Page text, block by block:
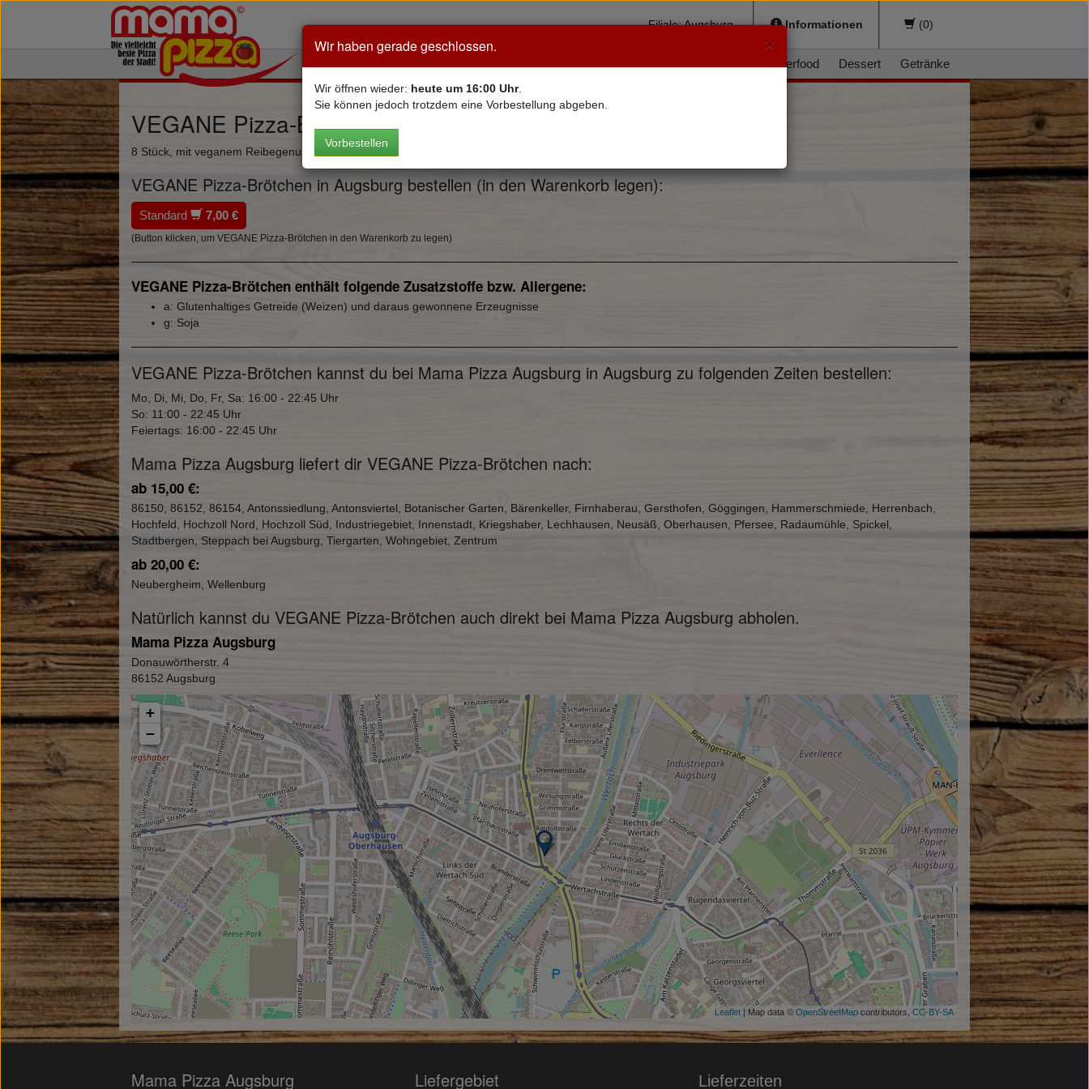
×
Wir haben gerade geschlossen.
Wir öffnen wieder: heute um 16:00 Uhr.
Sie können jedoch trotzdem eine Vorbestellung abgeben.
Vorbestellen
Filiale: Augsburg Informationen (0)
Fingerfood Dessert Getränke
VEGANE Pizza-Brötchen
8 Stück, mit veganem Reibegenuss & Dip nach Wahl
VEGANE Pizza-Brötchen in Augsburg bestellen (in den Warenkorb legen):
Standard 7,00 €
(Button klicken, um VEGANE Pizza-Brötchen in den Warenkorb zu legen)
VEGANE Pizza-Brötchen enthält folgende Zusatzstoffe bzw. Allergene:
a: Glutenhaltiges Getreide (Weizen) und daraus gewonnene Erzeugnisse
g: Soja
VEGANE Pizza-Brötchen kannst du bei Mama Pizza Augsburg in Augsburg zu folgenden Zeiten bestellen:
Mo, Di, Mi, Do, Fr, Sa: 16:00 - 22:45 Uhr
So: 11:00 - 22:45 Uhr
Feiertags: 16:00 - 22:45 Uhr
Mama Pizza Augsburg liefert dir VEGANE Pizza-Brötchen nach:
ab 15,00 €:
86150, 86152, 86154, Antonssiedlung, Antonsviertel, Botanischer Garten, Bärenkeller, Firnhaberau, Gersthofen, Göggingen, Hammerschmiede, Herrenbach,
Hochfeld, Hochzoll Nord, Hochzoll Süd, Industriegebiet, Innenstadt, Kriegshaber, Lechhausen, Neusäß, Oberhausen, Pfersee, Radaumühle, Spickel,
Stadtbergen, Steppach bei Augsburg, Tiergarten, Wohngebiet, Zentrum
ab 20,00 €:
Neubergheim, Wellenburg
Natürlich kannst du VEGANE Pizza-Brötchen auch direkt bei Mama Pizza Augsburg abholen.
Mama Pizza Augsburg
Donauwörtherstr. 4
86152 Augsburg
+
−
Leaflet | Map data © OpenStreetMapcontributors, CC-BY-SA
Mama Pizza Augsburg Liefergebiet Lieferzeiten